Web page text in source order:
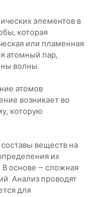
элементов в
которая
или пламенная
атомный пар,
волны.
атомов
возникает во
которую
веществ на
их
В основе – сложная
Анализ проводят
для